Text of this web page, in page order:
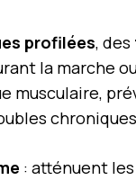
profilées, des
la marche
musculaire,
: atténuent